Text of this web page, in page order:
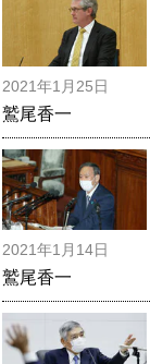
2021年1月25日
鷲尾香一
2021年1月14日
鷲尾香一